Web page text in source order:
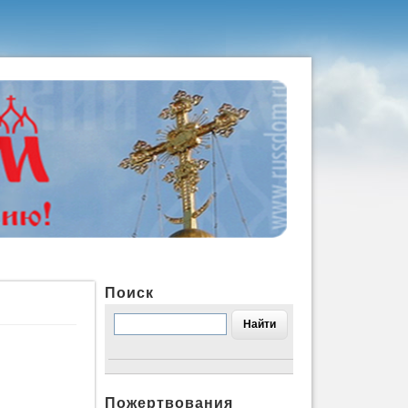
Поиск
Пожертвования